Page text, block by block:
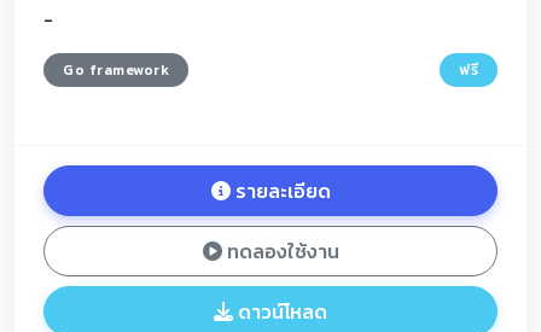
-
Go framework ฟรี
รายละเอียด
ทดลองใช้งาน
ดาวน์โหลด